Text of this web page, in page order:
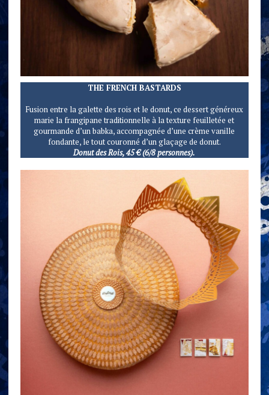
THE FRENCH BASTARDS
Fusion entre la galette des rois et le donut, ce dessert généreux
marie la frangipane traditionnelle à la texture feuilletée et
gourmande d’un babka, accompagnée d’une crème vanille
fondante, le tout couronné d’un glaçage de donut.
Donut des Rois, 45 € (6/8 personnes).